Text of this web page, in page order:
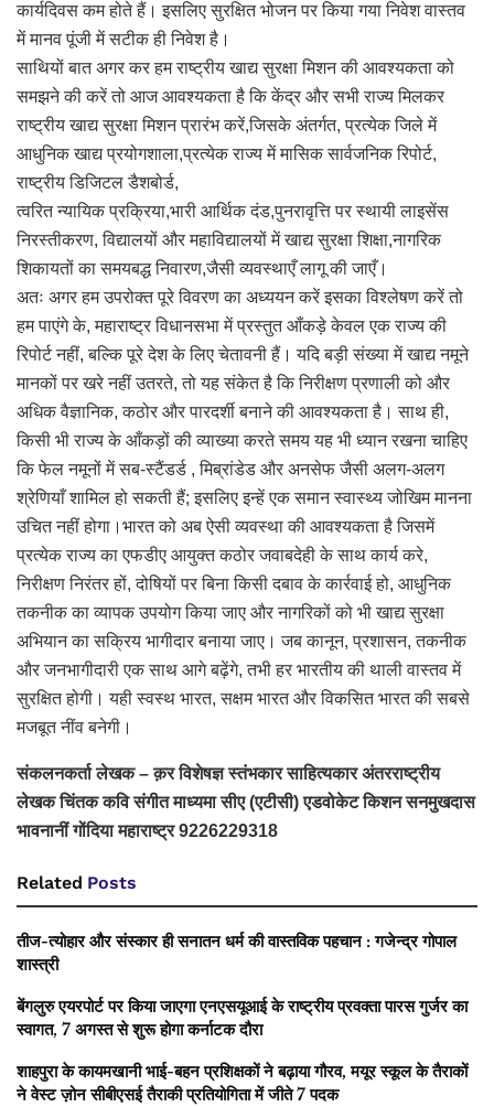
कार्यदिवस कम होते हैं। इसलिए सुरक्षित भोजन पर किया गया निवेश वास्तव
में मानव पूंजी में सटीक ही निवेश है।
साथियों बात अगर कर हम राष्ट्रीय खाद्य सुरक्षा मिशन की आवश्यकता को
समझने की करें तो आज आवश्यकता है कि केंद्र और सभी राज्य मिलकर
राष्ट्रीय खाद्य सुरक्षा मिशन प्रारंभ करें,जिसके अंतर्गत, प्रत्येक जिले में
आधुनिक खाद्य प्रयोगशाला,प्रत्येक राज्य में मासिक सार्वजनिक रिपोर्ट,
राष्ट्रीय डिजिटल डैशबोर्ड,
त्वरित न्यायिक प्रक्रिया,भारी आर्थिक दंड,पुनरावृत्ति पर स्थायी लाइसेंस
निरस्तीकरण, विद्यालयों और महाविद्यालयों में खाद्य सुरक्षा शिक्षा,नागरिक
शिकायतों का समयबद्ध निवारण,जैसी व्यवस्थाएँ लागू की जाएँ।
अतः अगर हम उपरोक्त पूरे विवरण का अध्ययन करें इसका विश्लेषण करें तो
हम पाएंगे के, महाराष्ट्र विधानसभा में प्रस्तुत आँकड़े केवल एक राज्य की
रिपोर्ट नहीं, बल्कि पूरे देश के लिए चेतावनी हैं। यदि बड़ी संख्या में खाद्य नमूने
मानकों पर खरे नहीं उतरते, तो यह संकेत है कि निरीक्षण प्रणाली को और
अधिक वैज्ञानिक, कठोर और पारदर्शी बनाने की आवश्यकता है। साथ ही,
किसी भी राज्य के आँकड़ों की व्याख्या करते समय यह भी ध्यान रखना चाहिए
कि फेल नमूनों में सब-स्टैंडर्ड , मिब्रांडेड और अनसेफ जैसी अलग-अलग
श्रेणियाँ शामिल हो सकती हैं; इसलिए इन्हें एक समान स्वास्थ्य जोखिम मानना
उचित नहीं होगा।भारत को अब ऐसी व्यवस्था की आवश्यकता है जिसमें
प्रत्येक राज्य का एफडीए आयुक्त कठोर जवाबदेही के साथ कार्य करे,
निरीक्षण निरंतर हों, दोषियों पर बिना किसी दबाव के कार्रवाई हो, आधुनिक
तकनीक का व्यापक उपयोग किया जाए और नागरिकों को भी खाद्य सुरक्षा
अभियान का सक्रिय भागीदार बनाया जाए। जब कानून, प्रशासन, तकनीक
और जनभागीदारी एक साथ आगे बढ़ेंगे, तभी हर भारतीय की थाली वास्तव में
सुरक्षित होगी। यही स्वस्थ भारत, सक्षम भारत और विकसित भारत की सबसे
मजबूत नींव बनेगी।
संकलनकर्ता लेखक – क़र विशेषज्ञ स्तंभकार साहित्यकार अंतरराष्ट्रीय
लेखक चिंतक कवि संगीत माध्यमा सीए (एटीसी) एडवोकेट किशन सनमुखदास
भावनानीं गोंदिया महाराष्ट्र 9226229318
Related Posts
तीज-त्योहार और संस्कार ही सनातन धर्म की वास्तविक पहचान : गजेन्द्र गोपाल
शास्त्री
बेंगलुरु एयरपोर्ट पर किया जाएगा एनएसयूआई के राष्ट्रीय प्रवक्ता पारस गुर्जर का
स्वागत, 7 अगस्त से शुरू होगा कर्नाटक दौरा
शाहपुरा के कायमखानी भाई-बहन प्रशिक्षकों ने बढ़ाया गौरव, मयूर स्कूल के तैराकों
ने वेस्ट ज़ोन सीबीएसई तैराकी प्रतियोगिता में जीते 7 पदक